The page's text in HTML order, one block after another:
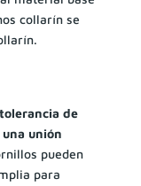
collarín se
tolerancia de
unión
pueden
para